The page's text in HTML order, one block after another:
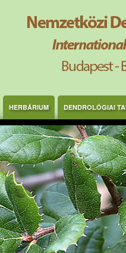
HERBÁRIUM DENDROLÓGIAI